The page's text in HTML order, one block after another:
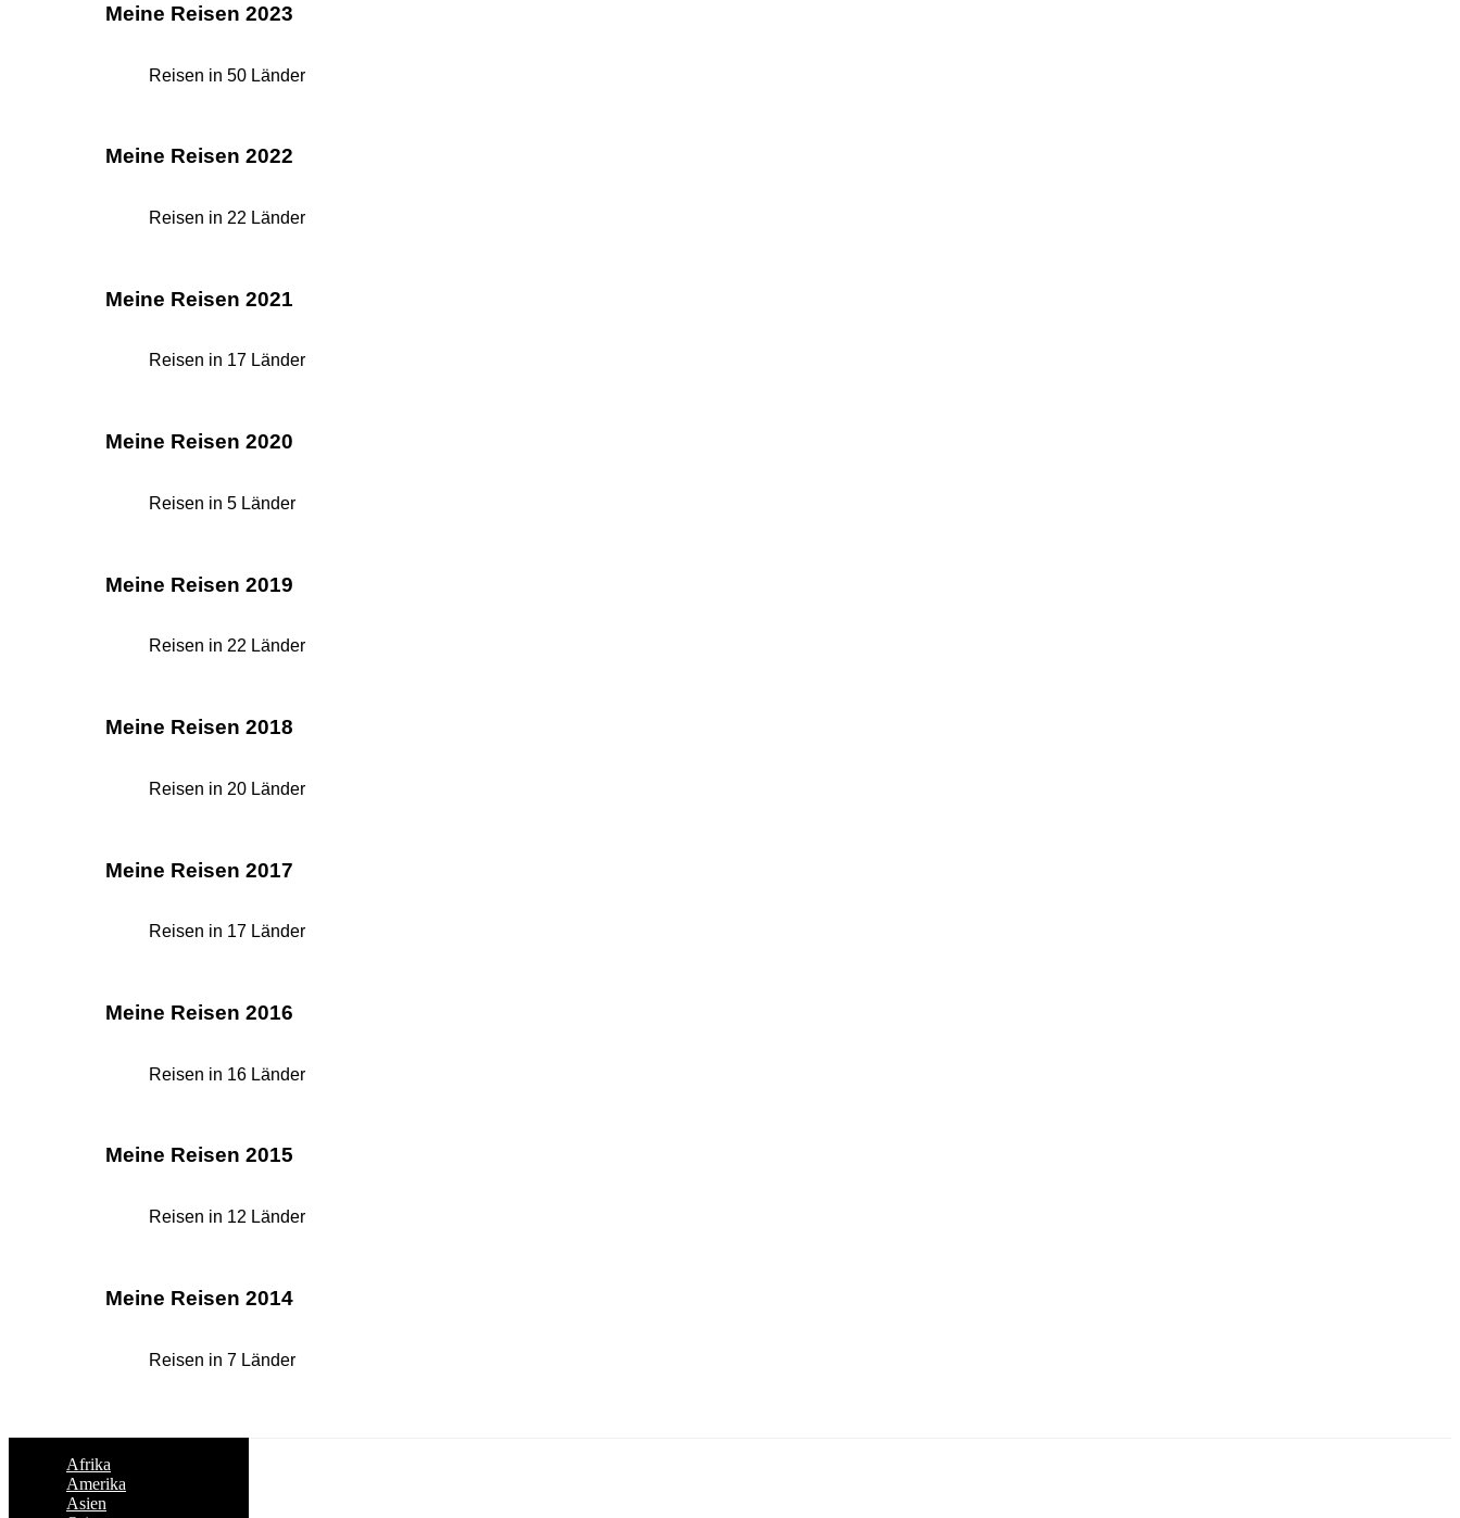
Meine Reisen 2023
Reisen in 50 Länder
Meine Reisen 2022
Reisen in 22 Länder
Meine Reisen 2021
Reisen in 17 Länder
Meine Reisen 2020
Reisen in 5 Länder
Meine Reisen 2019
Reisen in 22 Länder
Meine Reisen 2018
Reisen in 20 Länder
Meine Reisen 2017
Reisen in 17 Länder
Meine Reisen 2016
Reisen in 16 Länder
Meine Reisen 2015
Reisen in 12 Länder
Meine Reisen 2014
Reisen in 7 Länder
Afrika
Amerika
Asien